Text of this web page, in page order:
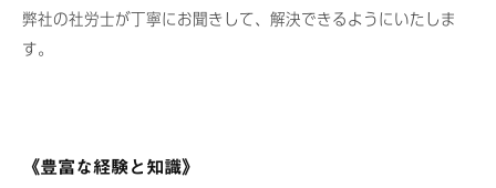
弊社の社労士が丁寧にお聞きして、解決できるようにいたしま
す。
《豊富な経験と知識》